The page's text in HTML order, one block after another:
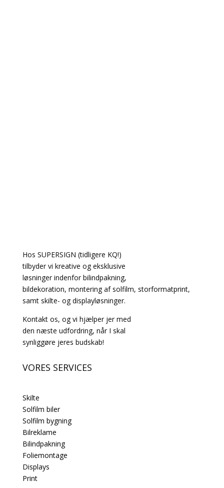
Hos SUPERSIGN (tidligere KQ!)
tilbyder vi kreative og eksklusive
løsninger indenfor bilindpakning,
bildekoration, montering af solfilm, storformatprint,
samt skilte- og displayløsninger.
Kontakt os, og vi hjælper jer med
den næste udfordring, når I skal
synliggøre jeres budskab!
VORES SERVICES
Skilte
Solfilm biler
Solfilm bygning
Bilreklame
Bilindpakning
Foliemontage
Displays
Print